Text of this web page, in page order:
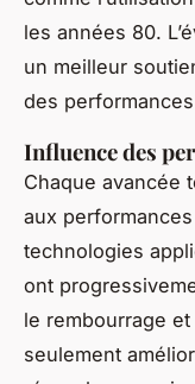
les années 80.
un meilleur
des
Influence des
Chaque avancée
aux
technologies
ont
le rembourrage et
seulement